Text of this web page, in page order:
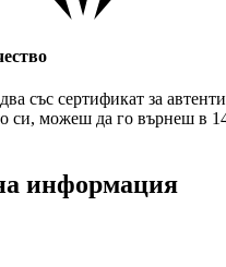
със сертификат за
си, можеш да го върнеш в
информация